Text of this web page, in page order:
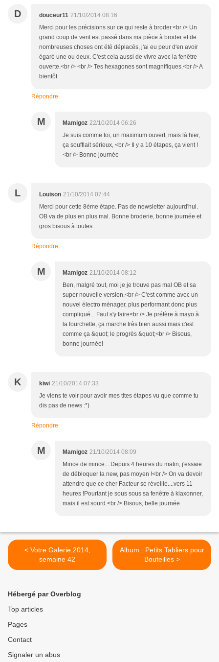
D douceur11 21/10/2014 08:16
Merci pour les précisions sur ce qui reste à broder.<br /> Un
grand coup de vent est passé dans ma pièce à broder et de
nombreuses choses ont été déplacés, j'ai eu peur d'en avoir
égaré une ou deux. C'est cela aussi de vivre avec la fenêtre
ouverte.<br /> <br /> Tes hexagones sont magnifiques.<br /> A
bientôt
Répondre
M Mamigoz 22/10/2014 06:26
Je suis comme toi, un maximum ouvert, mais là hier,
ça soufflait sérieux, <br /> Il y a 10 étapes, ça vient !
<br /> Bonne journée
L Louison 21/10/2014 07:44
Merci pour cette 8ème étape. Pas de newsletter aujourd'hui.
OB va de plus en plus mal. Bonne broderie, bonne journée et
gros bisous à toutes.
Répondre
M Mamigoz 21/10/2014 08:12
Ben, malgré tout, moi je je trouve pas mal OB et sa
super nouvelle version.<br /> C'est comme avec un
nouvel électro ménager, plus performant donc plus
compliqué... Faut s'y faire<br /> Je préfère à mayo à
la fourchette, ça marche très bien aussi mais c'est
comme ça &quot; le progrès &quot;<br /> Bisous,
bonne journée!
K kiwi 21/10/2014 07:33
Je viens te voir pour avoir mes tites étapes vu que comme tu
dis pas de news :*)
Répondre
M Mamigoz 21/10/2014 08:09
Mince de mince... Depuis 4 heures du matin, j'essaie
de débloquer la new, pas moyen !<br /> On va devoir
attendre que ce cher Facteur se réveille....vers 11
heures !Pourtant je sous sous sa fenêtre à klaxonner,
mais il est sourd.<br /> Bisous, belle journée
< Votre Galerie,2014,
semaine 42
Album : Petits Tabliers pour
Bouteilles >
Hébergé par Overblog
Top articles
Pages
Contact
Signaler un abus